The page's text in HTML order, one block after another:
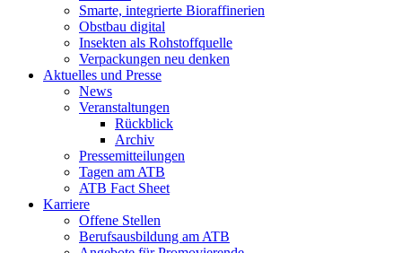
Smarte, integrierte Bioraffinerien
Obstbau digital
Insekten als Rohstoffquelle
Verpackungen neu denken
Aktuelles und Presse
News
Veranstaltungen
Rückblick
Archiv
Pressemitteilungen
Tagen am ATB
ATB Fact Sheet
Karriere
Offene Stellen
Berufsausbildung am ATB